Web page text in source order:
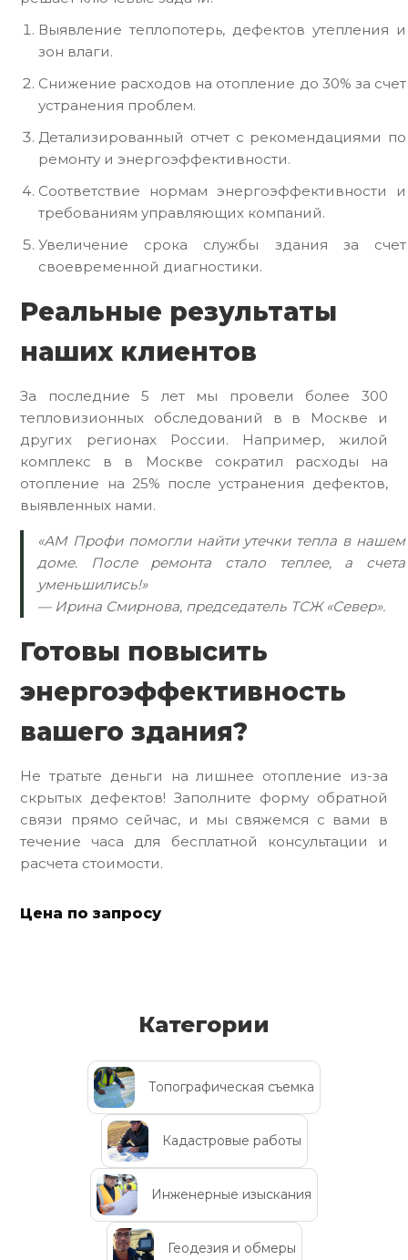
Выявление теплопотерь, дефектов утепления и
зон влаги.
Снижение расходов на отопление до 30% за счет
устранения проблем.
Детализированный отчет с рекомендациями по
ремонту и энергоэффективности.
Соответствие нормам энергоэффективности и
требованиям управляющих компаний.
Увеличение срока службы здания за счет
своевременной диагностики.
Реальные результаты
наших клиентов
За последние 5 лет мы провели более 300
тепловизионных обследований в в Москве и
других регионах России. Например, жилой
комплекс в в Москве сократил расходы на
отопление на 25% после устранения дефектов,
выявленных нами.
«АМ Профи помогли найти утечки тепла в нашем
доме. После ремонта стало теплее, а счета
уменьшились!»
— Ирина Смирнова, председатель ТСЖ «Север».
Готовы повысить
энергоэффективность
вашего здания?
Не тратьте деньги на лишнее отопление из-за
скрытых дефектов! Заполните форму обратной
связи прямо сейчас, и мы свяжемся с вами в
течение часа для бесплатной консультации и
расчета стоимости.
Цена по запросу
Категории
Топографическая съемка
Кадастровые работы
Инженерные изыскания
Геодезия и обмеры